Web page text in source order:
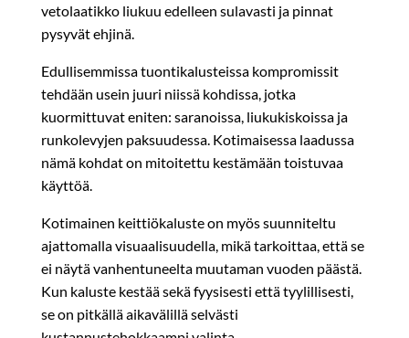
vetolaatikko liukuu edelleen sulavasti ja pinnat
pysyvät ehjinä.
Edullisemmissa tuontikalusteissa kompromissit
tehdään usein juuri niissä kohdissa, jotka
kuormittuvat eniten: saranoissa, liukukiskoissa ja
runkolevyjen paksuudessa. Kotimaisessa laadussa
nämä kohdat on mitoitettu kestämään toistuvaa
käyttöä.
Kotimainen keittiökaluste on myös suunniteltu
ajattomalla visuaalisuudella, mikä tarkoittaa, että se
ei näytä vanhentuneelta muutaman vuoden päästä.
Kun kaluste kestää sekä fyysisesti että tyylillisesti,
se on pitkällä aikavälillä selvästi